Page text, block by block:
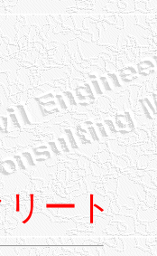
リート